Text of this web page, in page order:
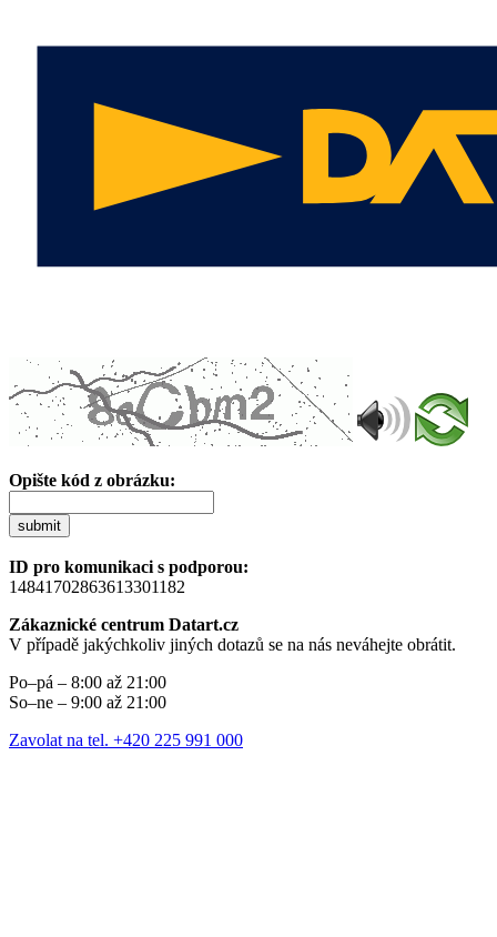
Opište kód z obrázku:
submit
ID pro komunikaci s podporou:
14841702863613301182
Zákaznické centrum Datart.cz
V případě jakýchkoliv jiných dotazů se na nás neváhejte obrátit.
Po–pá – 8:00 až 21:00
So–ne – 9:00 až 21:00
Zavolat na tel. +420 225 991 000